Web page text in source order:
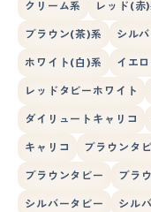
クリーム系 レッド(赤)
ブラウン(茶)系 シル
ホワイト(白)系 イエ
レッドタビーホワイト
ダイリュートキャリコ
キャリコ ブラウンタ
ブラウンタビー ブラ
シルバータビー シル